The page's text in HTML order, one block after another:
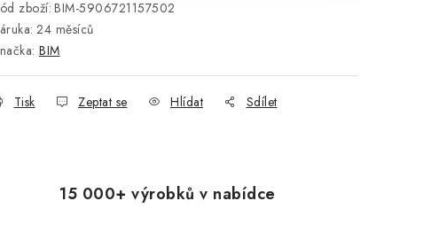
zboží: BIM-5906721157502
: 24 měsíců
BIM
Tisk Zeptat se Hlídat Sdílet
15 000+ výrobků v nabídce